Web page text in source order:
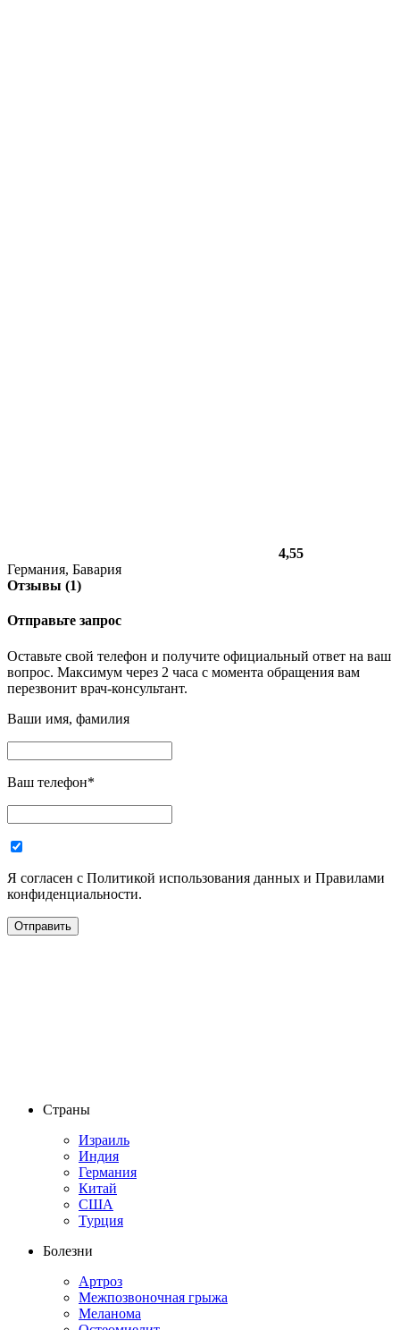
4,55
Германия, Бавария
Отзывы (1)
Отправьте запрос
Оставьте свой телефон и получите официальный ответ на ваш
вопрос. Максимум через 2 часа с момента обращения вам
перезвонит врач-консультант.
Ваши имя, фамилия
Ваш телефон*
Я согласен с Политикой использования данных и Правилами
конфиденциальности.
Страны
Израиль
Индия
Германия
Китай
США
Турция
Болезни
Артроз
Межпозвоночная грыжа
Меланома